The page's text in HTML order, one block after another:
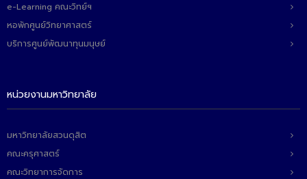
สวนดุสิต จังหวัดปราจีนบุรี
- โครงการส่งเสริมการปลูกกล้วยเล็บมือนางฯ
- SDU Zero Waste
ติดต่อเรา
e-Learning คณะวิทย์ฯ
หอพักศูนย์วิทยาศาสตร์
บริการศูนย์พัฒนาทุนมนุษย์
หน่วยงานมหาวิทยาลัย
มหาวิทยาลัยสวนดุสิต
คณะครุศาสตร์
คณะวิทยาการจัดการ